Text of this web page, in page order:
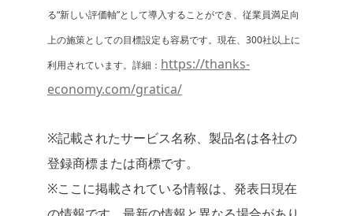
る“新しい評価軸”として導入することができ、従業員満足向
上の施策としての目標設定も容易です。現在、300社以上に
利用されています。詳細： https://thanks-
economy.com/gratica/
※記載されたサービス名称、製品名は各社の
登録商標または商標です。
※ここに掲載されている情報は、発表日現在